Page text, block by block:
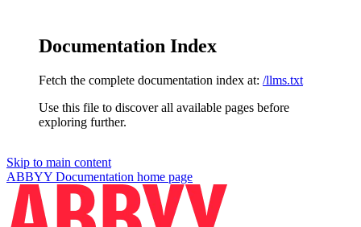
Documentation Index
Fetch the complete documentation index at: /llms.txt
Use this file to discover all available pages before
exploring further.
Skip to main content
ABBYY Documentation home page